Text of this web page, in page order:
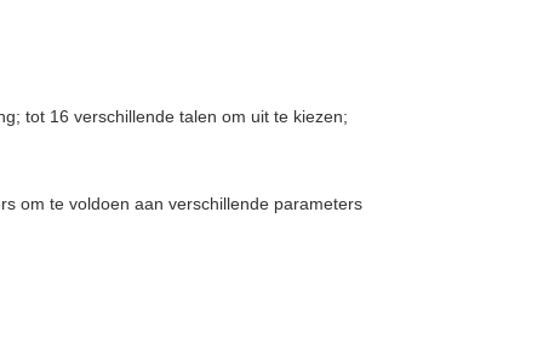
tot 16 verschillende talen om uit te kiezen;
om te voldoen aan verschillende parameters